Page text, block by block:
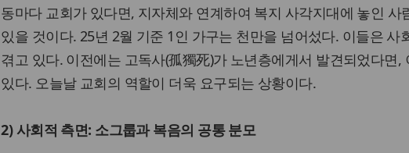
동마다 교회가 있다면, 지자체와 연계하여 복지 사각지대에 놓인 사
있을 것이다. 25년 2월 기준 1인 가구는 천만을 넘어섰다. 이들은 사
겪고 있다. 이전에는 고독사(孤獨死)가 노년층에게서 발견되었다면,
있다. 오늘날 교회의 역할이 더욱 요구되는 상황이다.
2) 사회적 측면: 소그룹과 복음의 공통 분모